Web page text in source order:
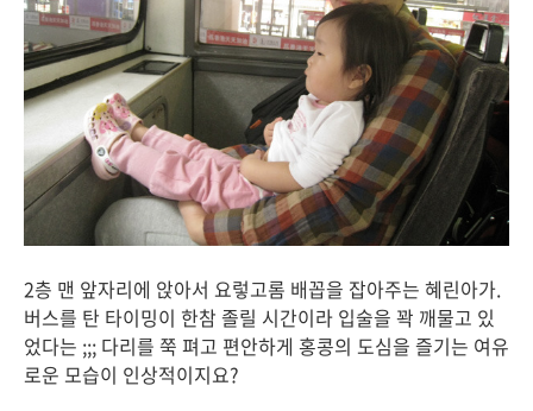
2층 맨 앞자리에 앉아서 요렇고롬 배꼽을 잡아주는 혜린아가.
버스를 탄 타이밍이 한참 졸릴 시간이라 입술을 꽉 깨물고 있
었다는 ;;; 다리를 쭉 펴고 편안하게 홍콩의 도심을 즐기는 여유
로운 모습이 인상적이지요?